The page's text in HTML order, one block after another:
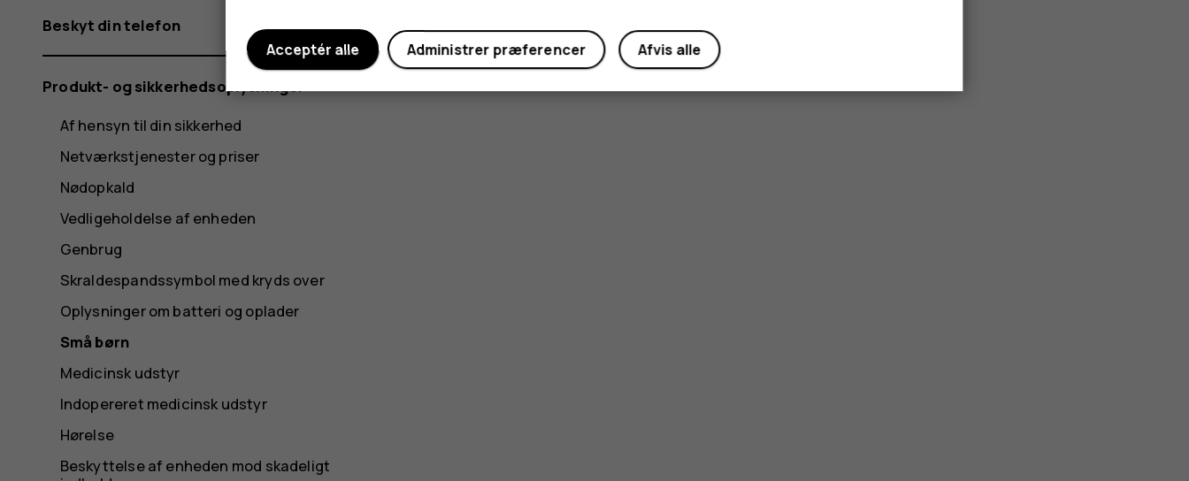
Beskyt din telefon
Produkt- og sikkerhedsoplysninger
Af hensyn til din sikkerhed
Netværkstjenester og priser
Nødopkald
Vedligeholdelse af enheden
Genbrug
Skraldespandssymbol med kryds over
Oplysninger om batteri og oplader
Små børn
Medicinsk udstyr
Indopereret medicinsk udstyr
Hørelse
Beskyttelse af enheden mod skadeligt
Afvis alle
Administrer præferencer
Acceptér alle